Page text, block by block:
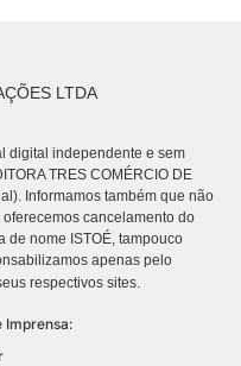
LTDA
digital independente e sem
TRES COMÉRCIO DE
Informamos também que não
cancelamento do
de nome ISTOÉ, tampouco
apenas pelo
respectivos sites.
Imprensa: